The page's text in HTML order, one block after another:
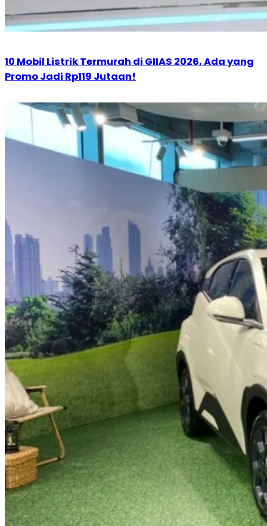
10 Mobil Listrik Termurah di GIIAS 2026, Ada yang
Promo Jadi Rp119 Jutaan!